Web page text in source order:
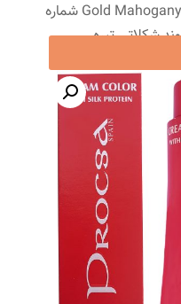
/ رنگ مو پروکسا سری Gold Mahogany شماره